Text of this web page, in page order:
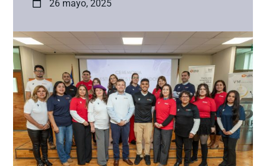
26 mayo, 2025